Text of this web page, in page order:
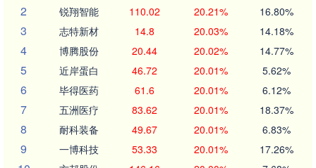
2 锐翔智能 110.02 20.21% 16.80%
3 志特新材 14.8 20.03% 14.18%
4 博腾股份 20.44 20.02% 14.77%
5 近岸蛋白 46.72 20.01% 5.62%
6 毕得医药 61.6 20.01% 6.12%
7 五洲医疗 83.62 20.01% 18.37%
8 耐科装备 49.67 20.01% 6.83%
9 一博科技 53.33 20.01% 17.26%